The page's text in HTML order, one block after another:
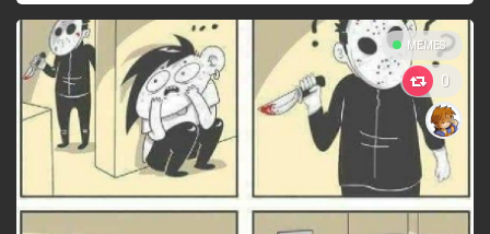
MEMES
0